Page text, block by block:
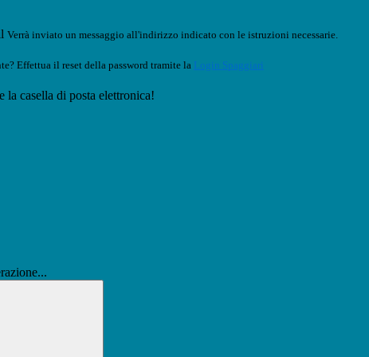
Verrà inviato un messaggio all'indirizzo indicato con le istruzioni necessarie.
Effettua il reset della password tramite la Login Spaggiari
casella di posta elettronica!